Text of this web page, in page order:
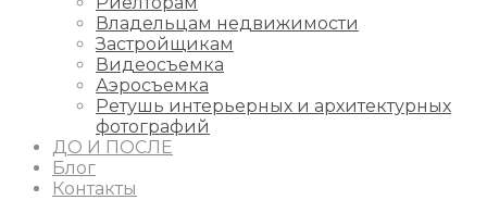
Владельцам недвижимости
Застройщикам
Видеосъемка
Аэросъемка
Ретушь интерьерных и архитектурных
фотографий
ДО И ПОСЛЕ
Блог
Контакты